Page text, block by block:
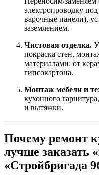
электропроводку
варочные панели),
заземлением.
Чистовая отделка.
покраска стен,
материалами: от
гипсокартона.
Монтаж мебели и
кухонного
и вытяжки.
Почему ремонт
лучше заказать
«Стройбригада